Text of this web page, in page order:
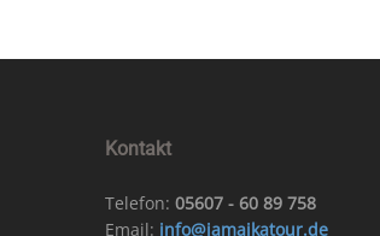
Kontakt
Telefon: 05607 - 60 89 758
Email: info@jamaikatour.de